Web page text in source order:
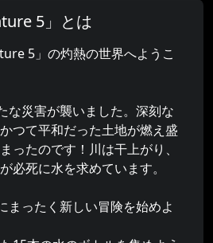
5」とは
5」の灼熱の世界へようこ
な災害が襲いました。深刻な
つて平和だった土地が燃え盛
ったのです！川は干上がり、
必死に水を求めています。
まったく新しい冒険を始めよ